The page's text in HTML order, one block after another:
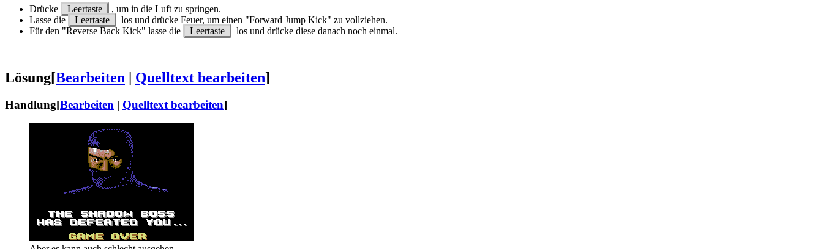
Drücke Leertaste
, um in die Luft zu springen.
Lasse die
Leertaste
los und drücke Feuer, um einen "Forward Jump Kick" zu vollziehen.
Für den "Reverse Back Kick" lasse die
Leertaste los und drücke diese danach noch einmal.
Lösung[Bearbeiten Quelltext bearbeiten]
Handlung[Bearbeiten | Quelltext bearbeiten]